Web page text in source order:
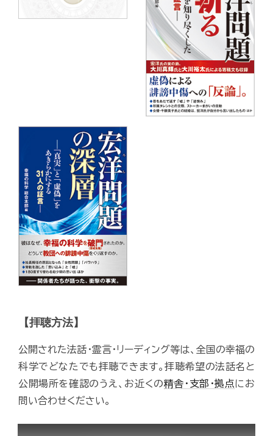
【拝聴方法】
公開された法話・霊言・リーディング等は、全国の幸福の
科学でどなたでも拝聴できます。拝聴希望の法話名と
公開場所を確認のうえ、お近くの精舎・支部・拠点にお
問い合わせください。